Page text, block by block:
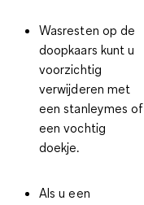
Wasresten op de
doopkaars kunt u
voorzichtig
verwijderen met
een stanleymes of
een vochtig
doekje.
Als u een